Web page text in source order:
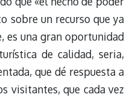
sobre un recurso que ya
es una gran oportunidad
de calidad, seria,
que dé respuesta a
visitantes, que cada vez